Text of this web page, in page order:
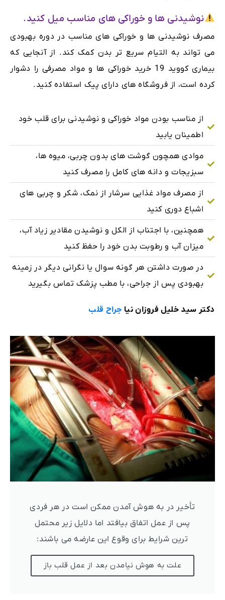
نوشیدنی ها و خوراکی های مناسب میل کنید.
مصرف نوشیدنی ها و خوراکی های مناسب در دوره بهبودی
می تواند به التیام سریع تر بدن کمک کند. از آنجایی که
بیماری کووید 19 خرید خوراکی ها و مواد مصرفی را دشوار
کرده است، از فروشگاه های دارای پیک استفاده کنید.
از مناسب بودن مواد خوراکی و نوشیدنی برای قلب خود
اطمینان یابید
موادی همچون گوشت های بدون چربی، میوه ها،
سبزیجات و دانه های کامل را مصرف کنید
از مصرف مواد غذایی سرشار از نمک، شکر و چربی های
اشباع دوری کنید
همچنین، با اجتناب از الکل و نوشیدن مقادیر زیاد آب،
میزان آب و رطوبت بدن خود را حفظ کنید
در صورت داشتن هر گونه سوال یا نگرانی دیگر در زمینه
بهبودی پس از جراحی، با مطب پزشک تماس بگیرید
دکتر سید خلیل فروزان ‌نیا جراح قلب
تأخیر در به هوش آمدن ممکن است در هر فردی
پس از عمل اتفاق بیافتد اما دلایل زیر محتمل
ترین شرایط برای وقوع این عارضه می باشند:
علت به هوش نیامدن بعد از عمل قلب باز